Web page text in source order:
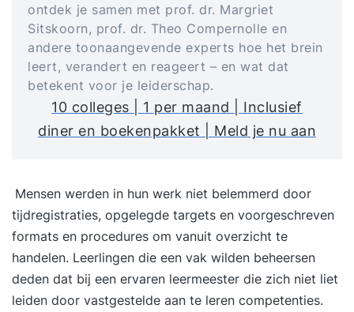
ontdek je samen met prof. dr. Margriet
Sitskoorn, prof. dr. Theo Compernolle en
andere toonaangevende experts hoe het brein
leert, verandert en reageert – en wat dat
betekent voor je leiderschap.
10 colleges | 1 per maand | Inclusief
diner en boekenpakket | Meld je nu aan
Mensen werden in hun werk niet belemmerd door
tijdregistraties, opgelegde targets en voorgeschreven
formats en procedures om vanuit overzicht te
handelen. Leerlingen die een vak wilden beheersen
deden dat bij een ervaren leermeester die zich niet liet
leiden door vastgestelde aan te leren competenties.